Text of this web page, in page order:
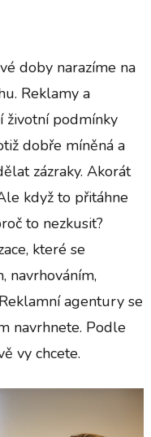
doby narazíme na
Reklamy a
životní podmínky
dobře míněná a
zázraky. Akorát
když to přitáhne
to nezkusit?
které se
navrhováním,
agentury se
navrhnete. Podle
vy chcete.